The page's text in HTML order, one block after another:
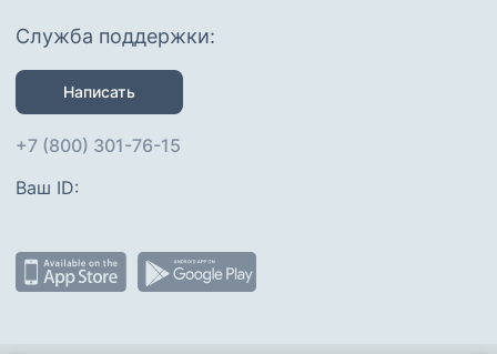
Служба поддержки:
Написать
+7 (800) 301-76-15
Ваш ID: